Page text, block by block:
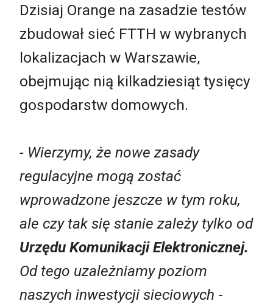
Dzisiaj Orange na zasadzie testów
zbudował sieć FTTH w wybranych
lokalizacjach w Warszawie,
obejmując nią kilkadziesiąt tysięcy
gospodarstw domowych.
- Wierzymy, że nowe zasady
regulacyjne mogą zostać
wprowadzone jeszcze w tym roku,
ale czy tak się stanie zależy tylko od
Urzędu Komunikacji Elektronicznej.
Od tego uzależniamy poziom
naszych inwestycji sieciowych -